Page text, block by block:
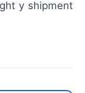
y shipment